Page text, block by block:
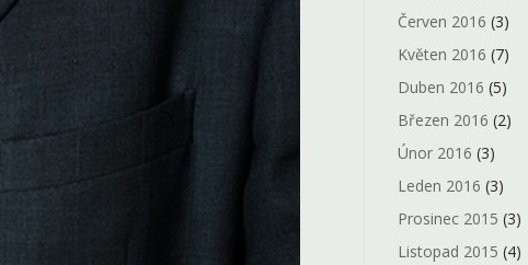
Červen 2016 (3)
Květen 2016 (7)
Duben 2016 (5)
Březen 2016 (2)
Únor 2016 (3)
Leden 2016 (3)
Prosinec 2015 (3)
Listopad 2015 (4)